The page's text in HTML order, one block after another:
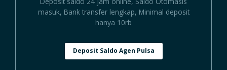
masuk, Bank transfer lengkap, Minimal deposit
hanya 10rb
Deposit Saldo Agen Pulsa